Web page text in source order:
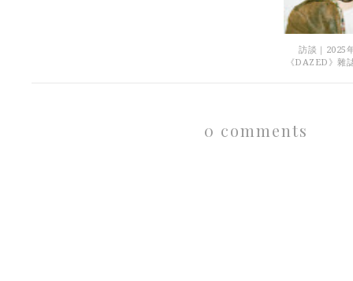
訪談｜2025
《DAZED》雜
0 comments